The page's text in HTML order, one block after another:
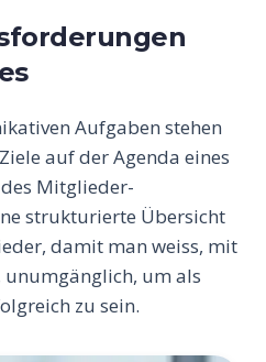
Aufgaben stehen
auf der Agenda eines
Mitglieder-
strukturierte Übersicht
damit man weiss, mit
unumgänglich, um als
zu sein.